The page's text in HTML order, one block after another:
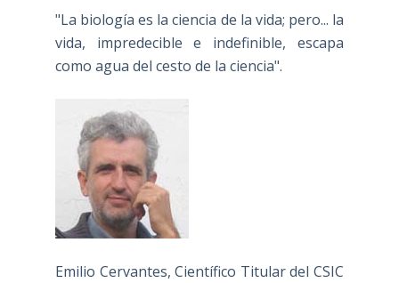
"La biología es la ciencia de la vida; pero... la
vida, impredecible e indefinible, escapa
como agua del cesto de la ciencia".
Emilio Cervantes, Científico Titular del CSIC